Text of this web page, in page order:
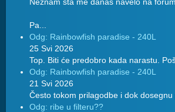
Pa...
Odg: Rainbowfish paradise - 240L
25 Svi 2026
Top. Biti će predobro kada narastu.
Odg: Rainbowfish paradise - 240L
21 Svi 2026
Često tokom prilagodbe i dok
Odg: ribe u filteru??